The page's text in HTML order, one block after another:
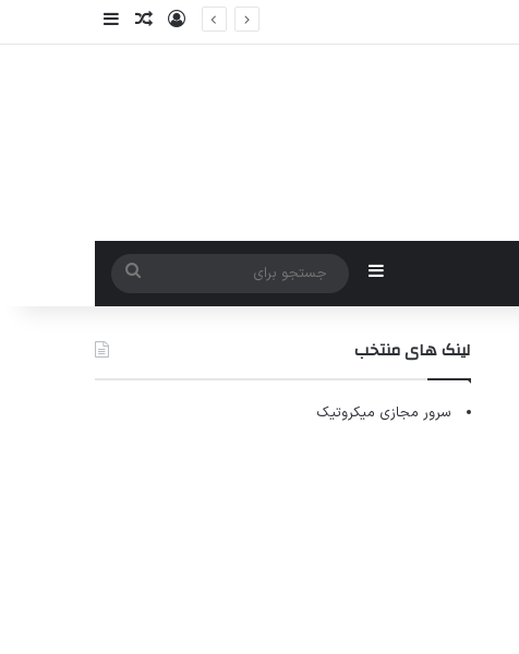
ورودنوشته تصادفی
سایدبار
سایدبار
جستجو
برای
لینک های منتخب
سرور مجازی میکروتیک